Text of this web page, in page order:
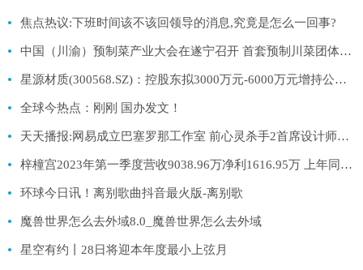
焦点热议:下班时间该不该回领导的消息,究竟是怎么一回事?
中国（川渝）预制菜产业大会在遂宁召开 首套预制川菜团体标准发布_时快讯
星源材质(300568.SZ)：控股东拟3000万元-6000万元增持公司股份|每日简讯
全球今热点：刚刚 国办发文！
天天播报:网易成立巴塞罗那工作室 前心灵杀手2首席设计师领导
梓橦宫2023年第一季度营收9038.96万净利1616.95万 上年同期公司处置房屋和土地_当前焦点
环球今日讯！离别歌曲抖音最火版-离别歌
魔兽世界怎么去外域8.0_魔兽世界怎么去外域
星空有约丨28日将迎本年度最小上弦月